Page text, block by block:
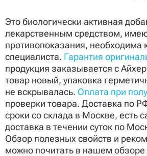
Это биологически активная
лекарственным средством,
противопоказания, необходима
специалиста. Гарантия
продукция заказывается с
товар новый, упаковка
не вскрывалась. Оплата при
проверки товара. Доставка по
сроки со склада в Москве, есть
доставка в течении суток по
Обзор полезных свойств и
можно почитать в нашем обзоре